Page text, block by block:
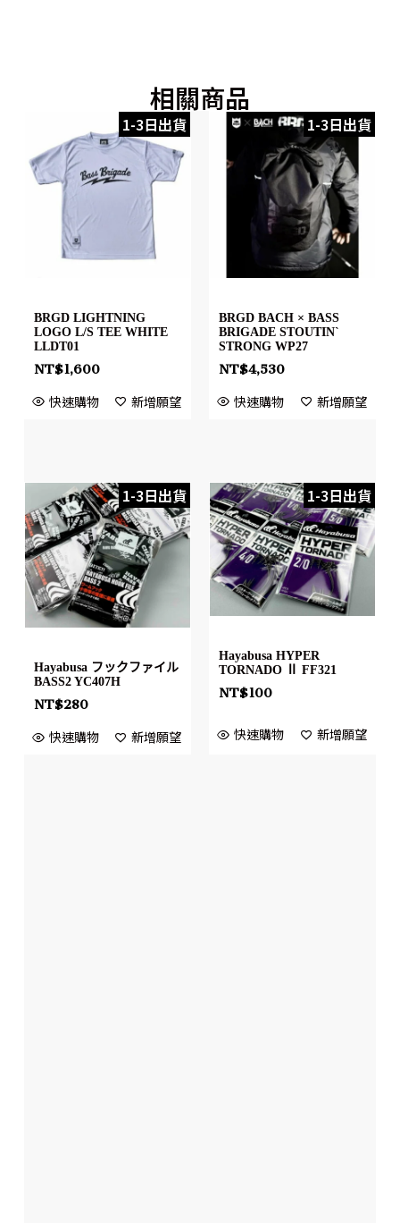
相關商品
1-3日出貨
BRGD LIGHTNING
LOGO L/S TEE WHITE
LLDT01
NT$1,600
快速購物 新增願望
1-3日出貨
BRGD BACH × BASS
BRIGADE STOUTIN`
STRONG WP27
NT$4,530
快速購物 新增願望
1-3日出貨
Hayabusa フックファイル
BASS2 YC407H
NT$280
快速購物 新增願望
1-3日出貨
Hayabusa HYPER
TORNADO Ⅱ FF321
NT$100
快速購物 新增願望